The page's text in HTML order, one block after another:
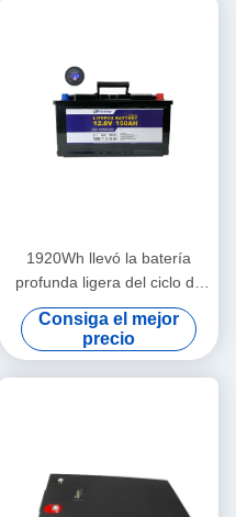
1920Wh llevó la batería
profunda ligera del ciclo de
la batería de litio 12V 150Ah
Lifepo4
Consiga el mejor
precio